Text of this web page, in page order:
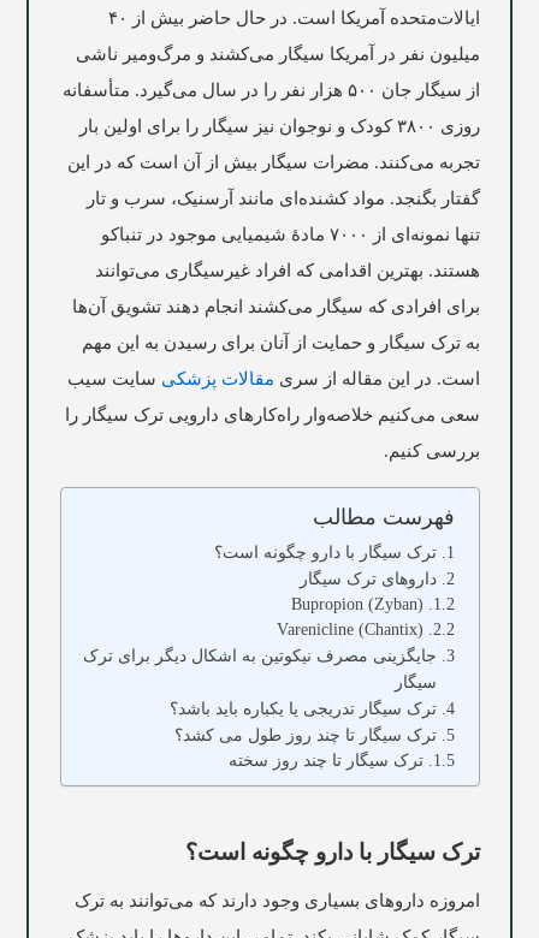
ایالات‌متحده آمریکا است. در حال حاضر بیش از ۴۰
میلیون نفر در آمریکا سیگار می‌کشند و مرگ‌ومیر ناشی
از سیگار جان ۵۰۰ هزار نفر را در سال می‌گیرد. متأسفانه
روزی ۳۸۰۰ کودک و نوجوان نیز سیگار را برای اولین بار
تجربه می‌کنند. مضرات سیگار بیش از آن است که در این
گفتار بگنجد. مواد کشنده‌ای مانند آرسنیک، سرب و تار
تنها نمونه‌ای از ۷۰۰۰ مادۀ شیمیایی موجود در تنباکو
هستند. بهترین اقدامی که افراد غیرسیگاری می‌توانند
برای افرادی که سیگار می‌کشند انجام دهند تشویق آن‌ها
به ترک سیگار و حمایت از آنان برای رسیدن به این مهم
است. در این مقاله از سری مقالات پزشکی سایت سیب
سعی می‌کنیم خلاصه‌وار راه‌کارهای دارویی ترک سیگار را
بررسی کنیم.
فهرست مطالب
ترک سیگار با دارو چگونه است؟
داروهای ترک سیگار
Bupropion (Zyban)
Varenicline (Chantix)
جایگزینی مصرف نیکوتین به اشکال دیگر برای ترک
سیگار
ترک سیگار تدریجی یا یکباره باید باشد؟
ترک سیگار تا چند روز طول می کشد؟
ترک سیگار تا چند روز سخته
ترک سیگار با دارو چگونه است؟
امروزه داروهای بسیاری وجود دارند که می‌توانند به ترک